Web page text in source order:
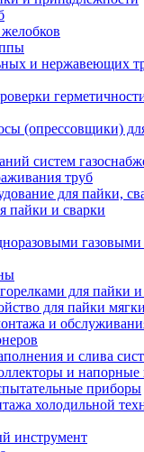
и нержавеющих
(опрессовщики)
систем
труб
для пайки,
пайки и сварки
для пайки и
для пайки
и
и слива
и напорные
приборы
холодильной
инструмент